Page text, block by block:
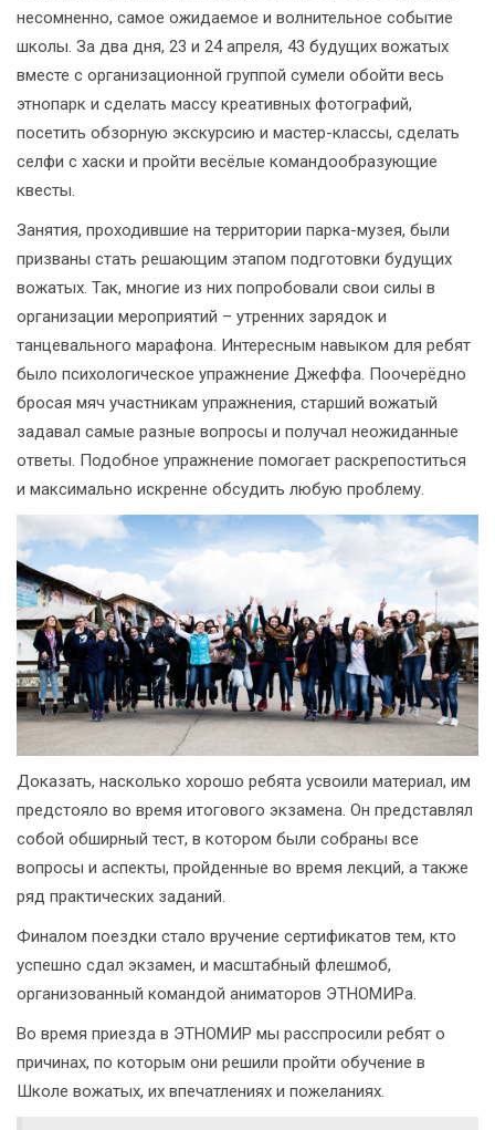
несомненно, самое ожидаемое и волнительное событие
школы. За два дня, 23 и 24 апреля, 43 будущих вожатых
вместе с организационной группой сумели обойти весь
этнопарк и сделать массу креативных фотографий,
посетить обзорную экскурсию и мастер-классы, сделать
селфи с хаски и пройти весёлые командообразующие
квесты.
Занятия, проходившие на территории парка-музея, были
призваны стать решающим этапом подготовки будущих
вожатых. Так, многие из них попробовали свои силы в
организации мероприятий – утренних зарядок и
танцевального марафона. Интересным навыком для ребят
было психологическое упражнение Джеффа. Поочерёдно
бросая мяч участникам упражнения, старший вожатый
задавал самые разные вопросы и получал неожиданные
ответы. Подобное упражнение помогает раскрепоститься
и максимально искренне обсудить любую проблему.
Доказать, насколько хорошо ребята усвоили материал, им
предстояло во время итогового экзамена. Он представлял
собой обширный тест, в котором были собраны все
вопросы и аспекты, пройденные во время лекций, а также
ряд практических заданий.
Финалом поездки стало вручение сертификатов тем, кто
успешно сдал экзамен, и масштабный флешмоб,
организованный командой аниматоров ЭТНОМИРа.
Во время приезда в ЭТНОМИР мы расспросили ребят о
причинах, по которым они решили пройти обучение в
Школе вожатых, их впечатлениях и пожеланиях.